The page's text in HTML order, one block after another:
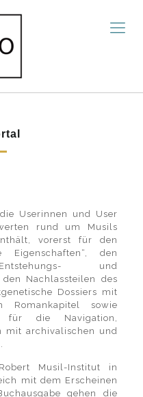
Userinnen und User
rund um Musils
vorerst für den
den
und
Nachlassteilen des
Dossiers mit
Romankapitel sowie
für die Navigation,
mit archivalischen und
Musil-Institut in
mit dem Erscheinen
gehen die